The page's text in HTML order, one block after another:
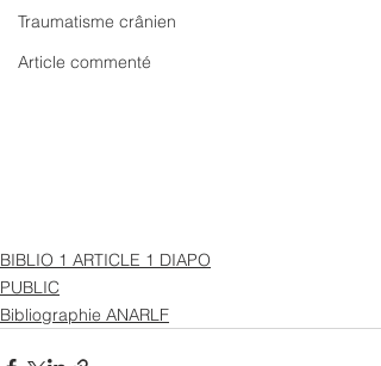
Traumatisme crânien
Article commenté
BIBLIO 1 ARTICLE 1 DIAPO
PUBLIC
Bibliographie ANARLF